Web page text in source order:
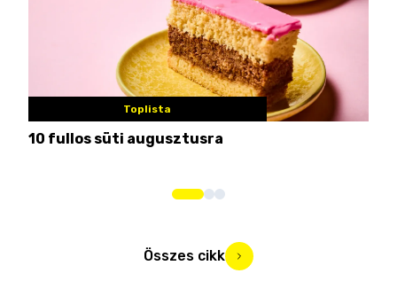
Toplista
10 fullos süti augusztusra
Összes cikk